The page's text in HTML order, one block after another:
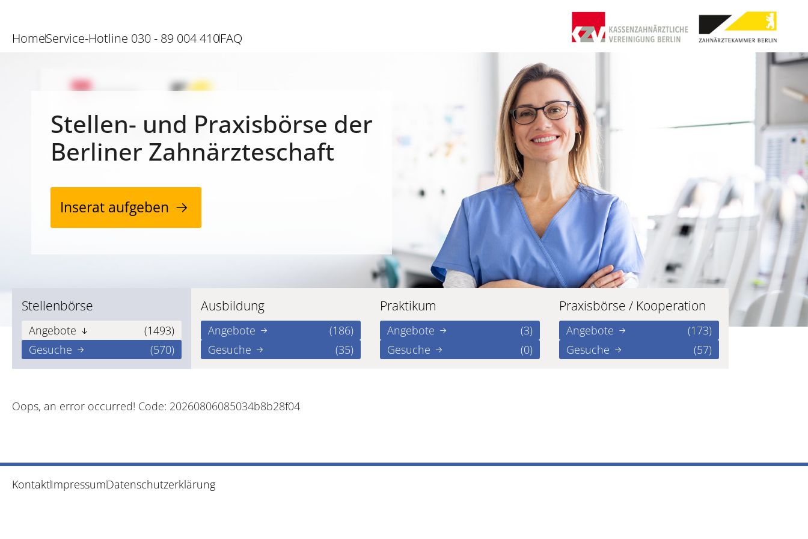
HomeService-Hotline 030 - 89 004 410FAQ
Stellen- und Praxisbörse der
Berliner Zahnärzteschaft
Inserat aufgeben
Stellenbörse
Angebote
(1493)
Gesuche
(570)
Ausbildung
Angebote
(186)
Gesuche
(35)
Praktikum
Angebote
(3)
Gesuche
(0)
Praxisbörse / Kooperation
Angebote
(173)
Gesuche
(57)
Oops, an error occurred! Code: 20260806085034b8b28f04
KontaktImpressumDatenschutzerklärung